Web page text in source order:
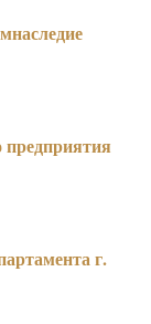
предприятия
г.